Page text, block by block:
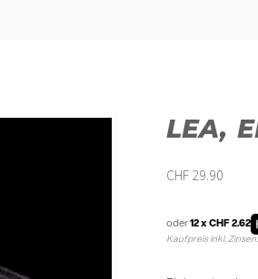
LEA,
CHF 29.90
oder12 x CHF 2.62
Kaufpreis inkl.